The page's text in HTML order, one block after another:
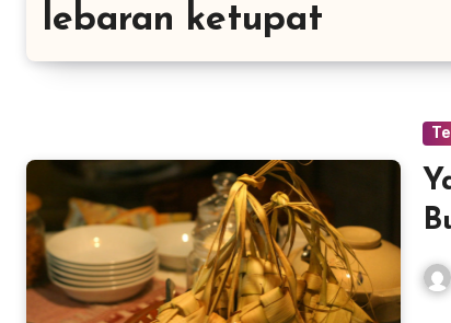
lebaran ketupat